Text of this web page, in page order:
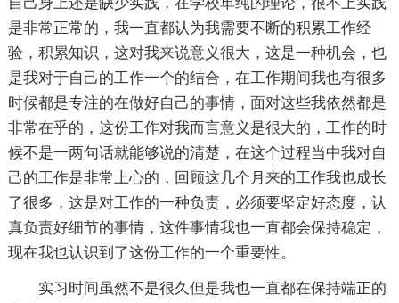
是非常正常的，我一直都认为我需要不断的积累工作经
验，积累知识，这对我来说意义很大，这是一种机会，也
是我对于自己的工作一个的结合，在工作期间我也有很多
时候都是专注的在做好自己的事情，面对这些我依然都是
非常在乎的，这份工作对我而言意义是很大的，工作的时
候不是一两句话就能够说的清楚，在这个过程当中我对自
己的工作是非常上心的，回顾这几个月来的工作我也成长
了很多，这是对工作的一种负责，必须要坚定好态度，认
真负责好细节的事情，这件事情我也一直都会保持稳定，
现在我也认识到了这份工作的一个重要性。
实习时间虽然不是很久但是我也一直都在保持端正的